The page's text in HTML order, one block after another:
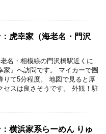
虎幸家（海老名・門沢
名・相模線の門沢橋駅近くに
家』へ訪問です。 マイカーで圏
りて5分程度。 地図で見ると厚
セスは良さそうです。 外観！駐
横浜家系らーめん りゅ